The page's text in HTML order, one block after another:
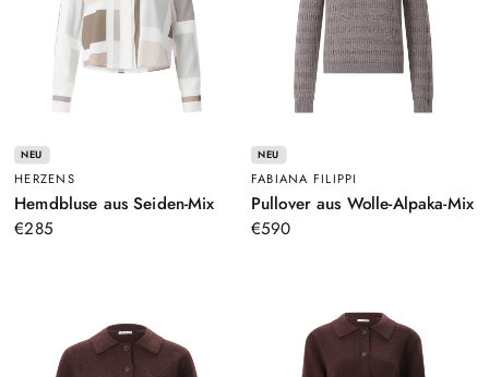
NEU
HERZENS
Hemdbluse aus Seiden-Mix–
Weiß
€285
NEU
FABIANA FILIPPI
Pullover aus Wolle-Alpaka-Mix–
€590